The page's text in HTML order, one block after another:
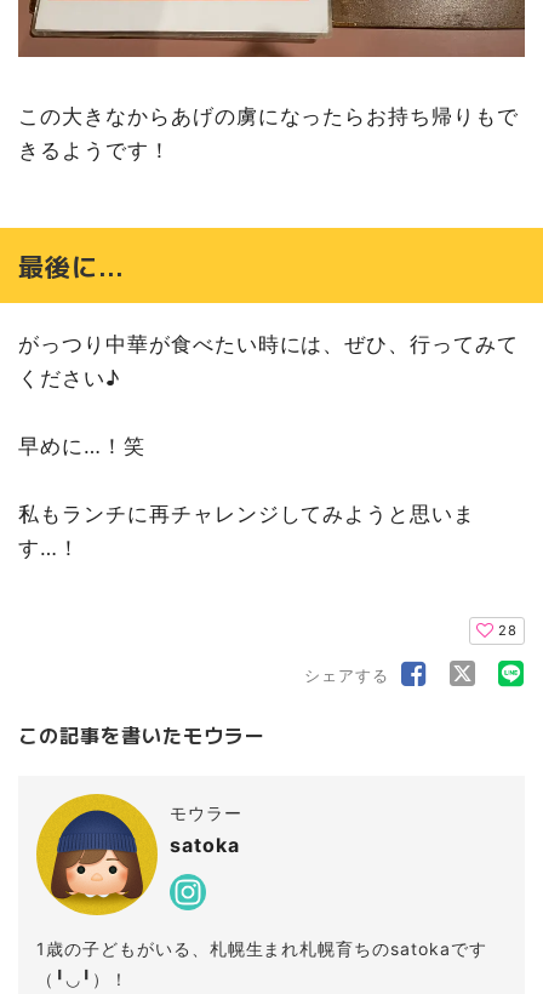
この大きなからあげの虜になったらお持ち帰りもで
きるようです！
最後に…
がっつり中華が食べたい時には、ぜひ、行ってみて
ください♪
早めに…！笑
私もランチに再チャレンジしてみようと思いま
す…！
28
シェアする
この記事を書いたモウラー
モウラー
satoka
1歳の子どもがいる、札幌生まれ札幌育ちのsatokaです
（╹◡╹）！